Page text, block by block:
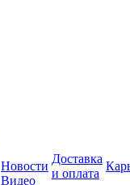
Новости
Видео
Доставка
и оплата